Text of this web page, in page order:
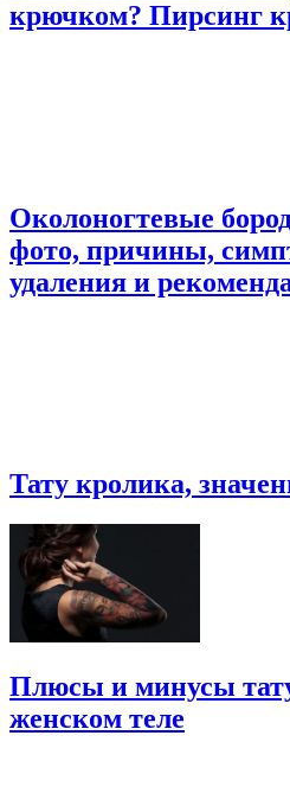
крючком? Пирсинг
Околоногтевые
фото, причины,
удаления и
Тату кролика,
Плюсы и минусы
женском теле